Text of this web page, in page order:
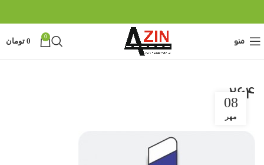
منو 0
0 تومان
264
08
مهر